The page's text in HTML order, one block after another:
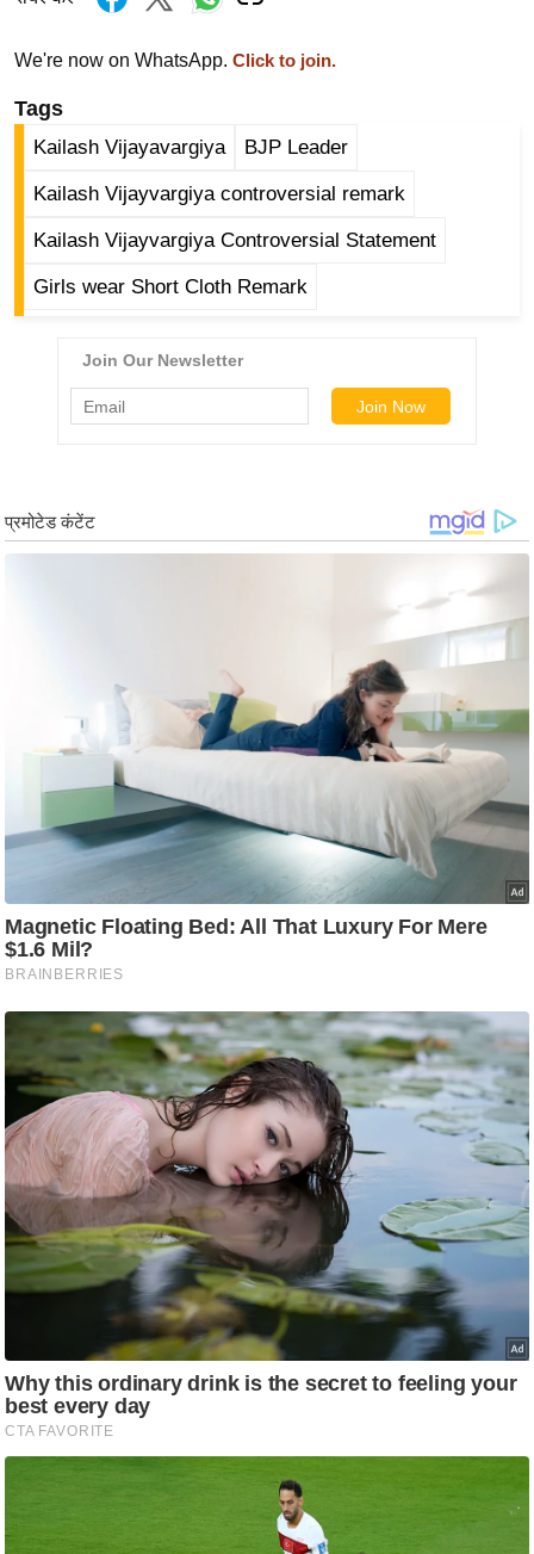
न्यू
ब्री
फ
म
रं
ज
ज
हॉ
ली
मी
r
a
k
i
N
e
w
s
ला
इ
फ
स्टा
टे
क्नॉ
We're now on WhatsApp. Click to join.
Tags
Kailash Vijayavargiya BJP Leader
Kailash Vijayvargiya controversial remark
Kailash Vijayvargiya Controversial Statement
Girls wear Short Cloth Remark